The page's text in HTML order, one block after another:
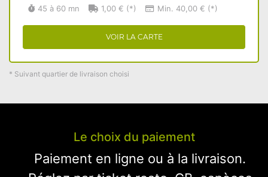
45 à 60 mn
1,00 € (*) Min. 40,00 € (*)
VOIR LA CARTE
* Suivant quartier de livraison choisi
Le choix du paiement
Paiement en ligne ou à la livraison.